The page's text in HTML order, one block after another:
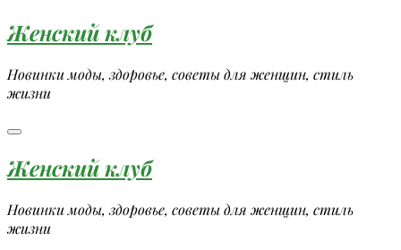
Перейти
к
содержимому
Женский клуб
Новинки моды, здоровье, советы для женщин, стиль
жизни
Женский клуб
Новинки моды, здоровье, советы для женщин, стиль
жизни